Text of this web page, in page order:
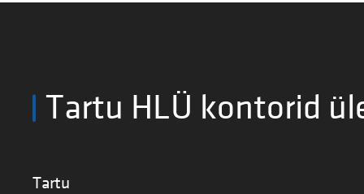
Tartu HLÜ kontorid
Tartu